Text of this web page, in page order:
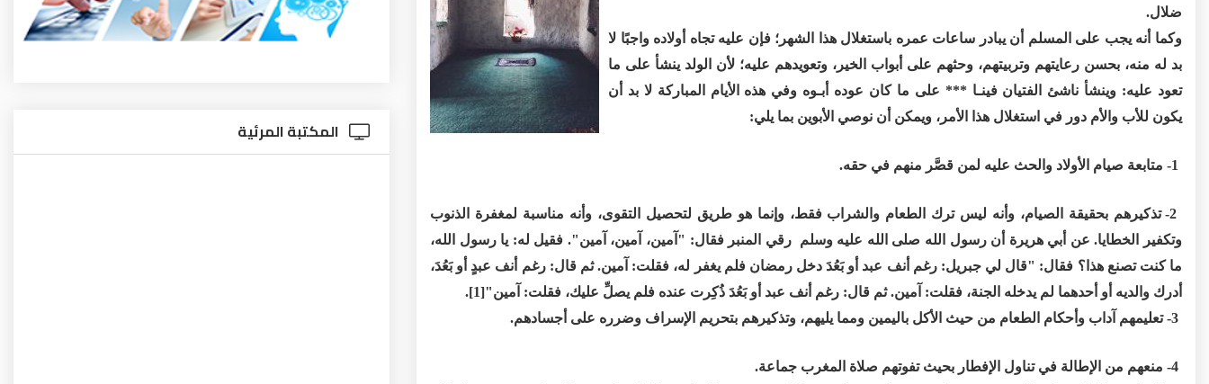
ضلال.
وكما أنه يجب على المسلم أن يبادر ساعات عمره باستغلال هذا الشهر؛ فإن عليه تجاه أولاده واجبًا لا
بد له منه، بحسن رعايتهم وتربيتهم، وحثهم على أبواب الخير، وتعويدهم عليه؛ لأن الولد ينشأ على ما
تعود عليه: وينشأ ناشئ الفتيان فينـا *** على ما كان عوده أبـوه وفي هذه الأيام المباركة لا بد أن
يكون للأب والأم دور في استغلال هذا الأمر، ويمكن أن نوصي الأبوين بما يلي:
2- تذكيرهم بحقيقة الصيام، وأنه ليس ترك الطعام والشراب فقط، وإنما هو طريق لتحصيل التقوى، وأنه مناسبة لمغفرة الذنوب
وتكفير الخطايا. عن أبي هريرة أن رسول الله صلى الله عليه وسلم رقي المنبر فقال: "آمين، آمين، آمين". فقيل له: يا رسول الله،
ما كنت تصنع هذا؟ فقال: "قال لي جبريل: رغم أنف عبد أو بَعُدَ دخل رمضان فلم يغفر له، فقلت: آمين. ثم قال: رغم أنف عبدٍ أو بَعُدَ،
أدرك والديه أو أحدهما لم يدخله الجنة، فقلت: آمين. ثم قال: رغم أنف عبد أو بَعُدَ ذُكِرت عنده فلم يصلِّ عليك، فقلت: آمين"[1].
المكتبة المرئية